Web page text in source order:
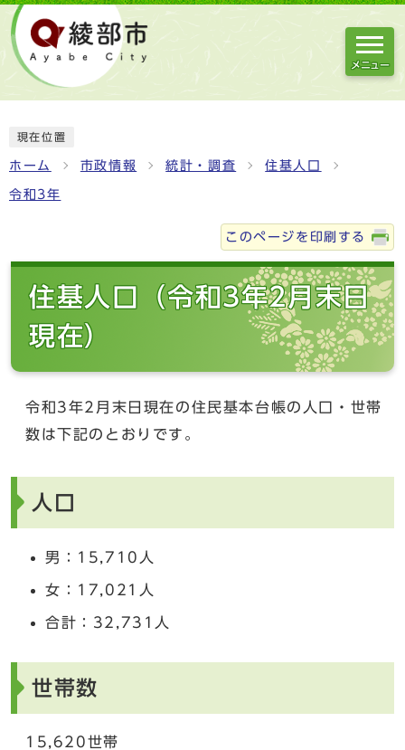
メニュー
現在位置
ホーム 市政情報 統計・調査 住基人口
令和3年
このページを印刷する
住基人口（令和3年2月末日
現在）
令和3年2月末日現在の住民基本台帳の人口・世帯
数は下記のとおりです。
人口
男：15,710人
女：17,021人
合計：32,731人
世帯数
15,620世帯